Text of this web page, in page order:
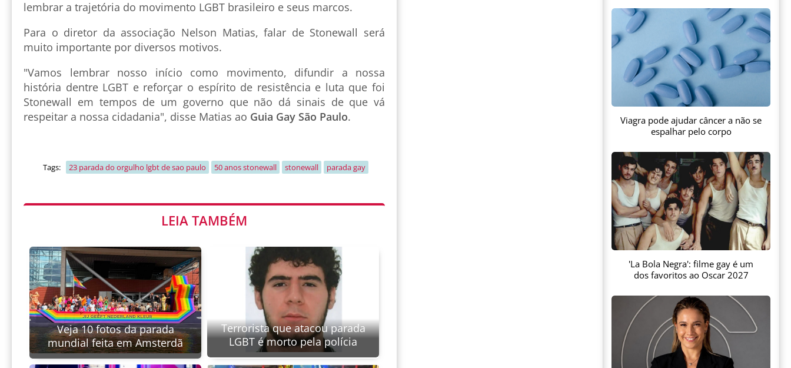
lembrar a trajetória do movimento LGBT brasileiro e seus marcos.
Para o diretor da associação Nelson Matias, falar de Stonewall será
muito importante por diversos motivos.
"Vamos lembrar nosso início como movimento, difundir a nossa
história dentre LGBT e reforçar o espírito de resistência e luta que foi
Stonewall em tempos de um governo que não dá sinais de que vá
respeitar a nossa cidadania", disse Matias ao Guia Gay São Paulo.
Tags: 23 parada do orgulho lgbt de sao paulo 50 anos stonewall stonewall parada gay
LEIA TAMBÉM
Veja 10 fotos da parada
mundial feita em Amsterdã
Terrorista que atacou parada
LGBT é morto pela polícia
Viagra pode ajudar câncer a não se
espalhar pelo corpo
'La Bola Negra': filme gay é um
dos favoritos ao Oscar 2027